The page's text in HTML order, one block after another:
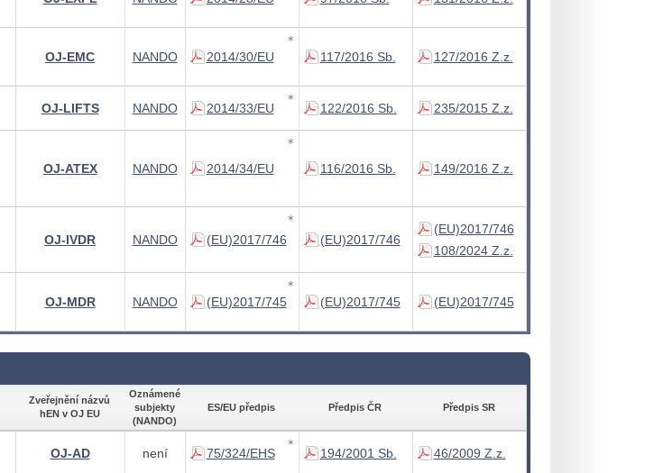
OJ-EMC NANDO 2014/30/EU
∗
117/2016 Sb. 127/2016 Z.z.
OJ-LIFTS NANDO 2014/33/EU
∗
122/2016 Sb. 235/2015 Z.z.
OJ-ATEX NANDO 2014/34/EU
∗
116/2016 Sb. 149/2016 Z.z.
OJ-IVDR NANDO (EU)2017/746
∗
(EU)2017/746
(EU)2017/746
108/2024 Z.z.
OJ-MDR NANDO (EU)2017/745
∗
(EU)2017/745 (EU)2017/745
Zveřejnění názvů
hEN v OJ EU
Oznámené
subjekty
(NANDO)
ES/EU předpis Předpis ČR Předpis SR
OJ-AD není 75/324/EHS
∗
194/2001 Sb. 46/2009 Z.z.